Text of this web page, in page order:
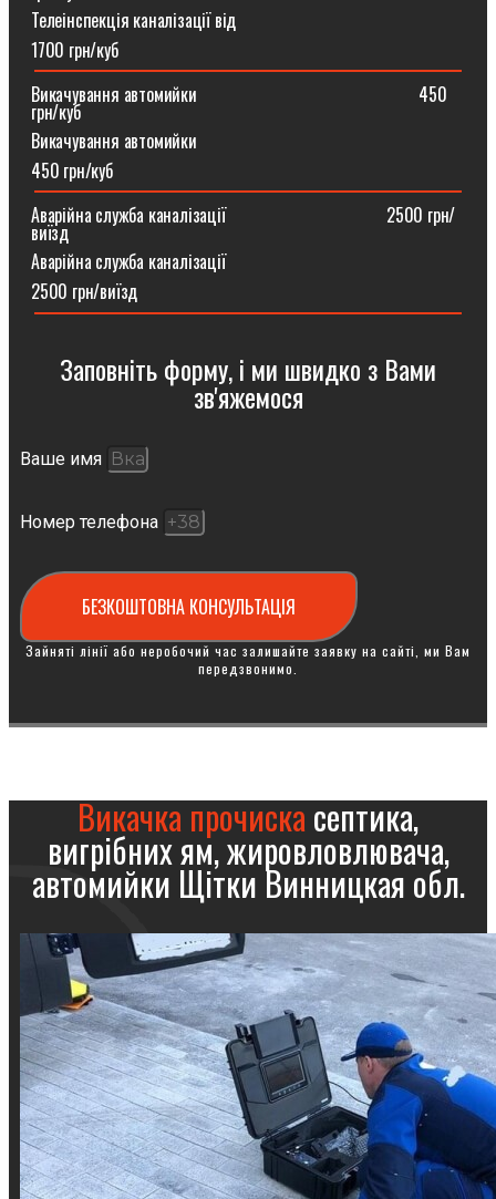
Телеінспекція каналізації від
1700 грн/куб
Викачування автомийки⠀⠀⠀⠀⠀⠀⠀⠀⠀⠀⠀⠀⠀⠀⠀⠀⠀450
грн/куб
Викачування автомийки
450 грн/куб
Аварійна служба каналізації ⠀⠀⠀⠀⠀⠀⠀⠀⠀⠀⠀⠀2500 грн/
виїзд
Аварійна служба каналізації
2500 грн/виїзд
Заповніть форму, і ми швидко з Вами
зв'яжемося
Ваше имя
Номер телефона
БЕЗКОШТОВНА КОНСУЛЬТАЦІЯ
Зайняті лінії або неробочий час залишайте заявку на сайті, ми Вам
передзвонимо.
Викачка прочискасептика,
вигрібних ям, жировловлювача,
автомийки Щітки Винницкая обл.